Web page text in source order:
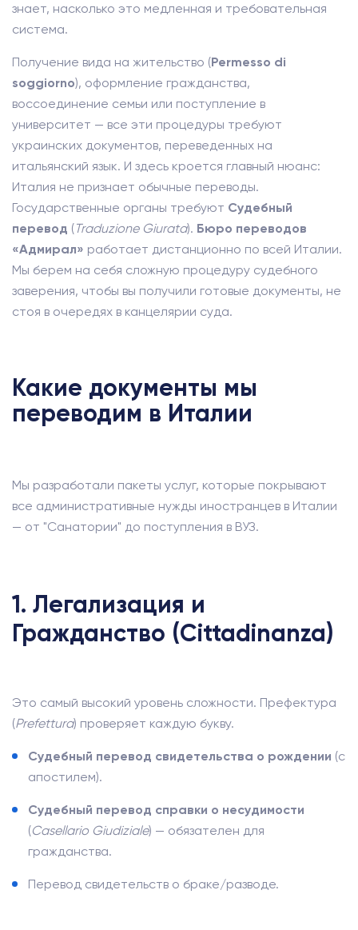
знает, насколько это медленная и требовательная
система.
Получение вида на жительство (Permesso di
soggiorno), оформление гражданства,
воссоединение семьи или поступление в
университет — все эти процедуры требуют
украинских документов, переведенных на
итальянский язык. И здесь кроется главный нюанс:
Италия не признает обычные переводы.
Государственные органы требуют Судебный
перевод (Traduzione Giurata). Бюро переводов
«Адмирал» работает дистанционно по всей Италии.
Мы берем на себя сложную процедуру судебного
заверения, чтобы вы получили готовые документы, не
стоя в очередях в канцелярии суда.
Какие документы мы
переводим в Италии
Мы разработали пакеты услуг, которые покрывают
все административные нужды иностранцев в Италии
— от "Санатории" до поступления в ВУЗ.
1. Легализация и
Гражданство (Cittadinanza)
Это самый высокий уровень сложности. Префектура
(Prefettura) проверяет каждую букву.
Судебный перевод свидетельства о рождении (с
апостилем).
Судебный перевод справки о несудимости
(Casellario Giudiziale) — обязателен для
гражданства.
Перевод свидетельств о браке/разводе.